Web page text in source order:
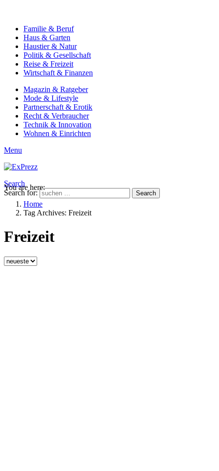
Familie & Beruf
Haus & Garten
Haustier & Natur
Politik & Gesellschaft
Reise & Freizeit
Wirtschaft & Finanzen
Magazin & Ratgeber
Mode & Lifestyle
Partnerschaft & Erotik
Recht & Verbraucher
Technik & Innovation
Wohnen & Einrichten
Menu
Search
Search for:
Search
You are here:
Home
Tag Archives: Freizeit
Freizeit